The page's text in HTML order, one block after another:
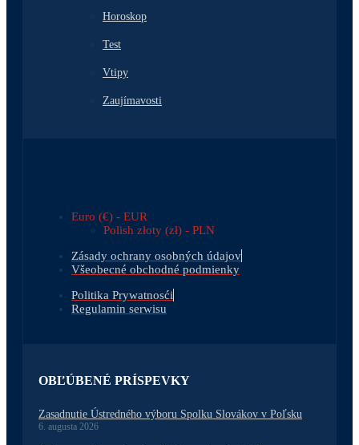
Horoskop
Test
Vtipy
Zaujímavosti
Euro (€) - EUR
Polish złoty (zł) - PLN
Zásady ochrany osobných údajov
Všeobecné obchodné podmienky
Politika Prywatnosći
Regulamin serwisu
OBĽÚBENÉ PRÍSPEVKY
Zasadnutie Ústredného výboru Spolku Slovákov v Poľsku
6. augusta 2026